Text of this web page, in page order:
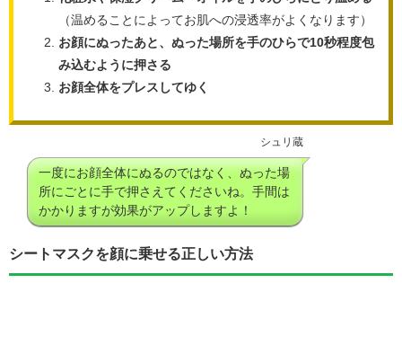
（温めることによってお肌への浸透率がよくなります）
お顔にぬったあと、ぬった場所を手のひらで10秒程度包
み込むように押さる
お顔全体をプレスしてゆく
シュリ蔵
一度にお顔全体にぬるのではなく、ぬった場
所にごとに手で押さえてくださいね。手間は
かかりますが効果がアップしますよ！
シートマスクを顔に乗せる正しい方法